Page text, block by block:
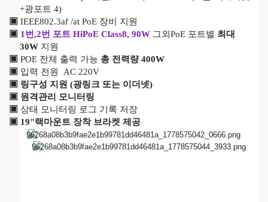
+광포트 4)
▣ IEEE802.3af /at PoE 장비 지원
▣ 1번,2번 포트 HiPoE Class8, 90W 그외 PoE 포트별 최대
30W 지원
▣ POE 전체 출력 가능 총 전력량 400W
▣ 입력 전원 AC 220V
▣ 링구성 지원 (광링크 또는 이더넷)
▣ 원격관리 모니터링
▣ 상태 모니터링 로그 기록 저장
▣ 19"랙마운트 장착 브라켓 제공